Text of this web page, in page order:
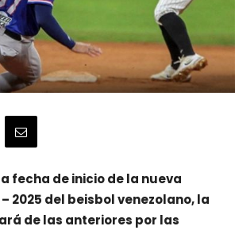
fecha de inicio de la nueva
2025 del beisbol venezolano, la
de las anteriores por las